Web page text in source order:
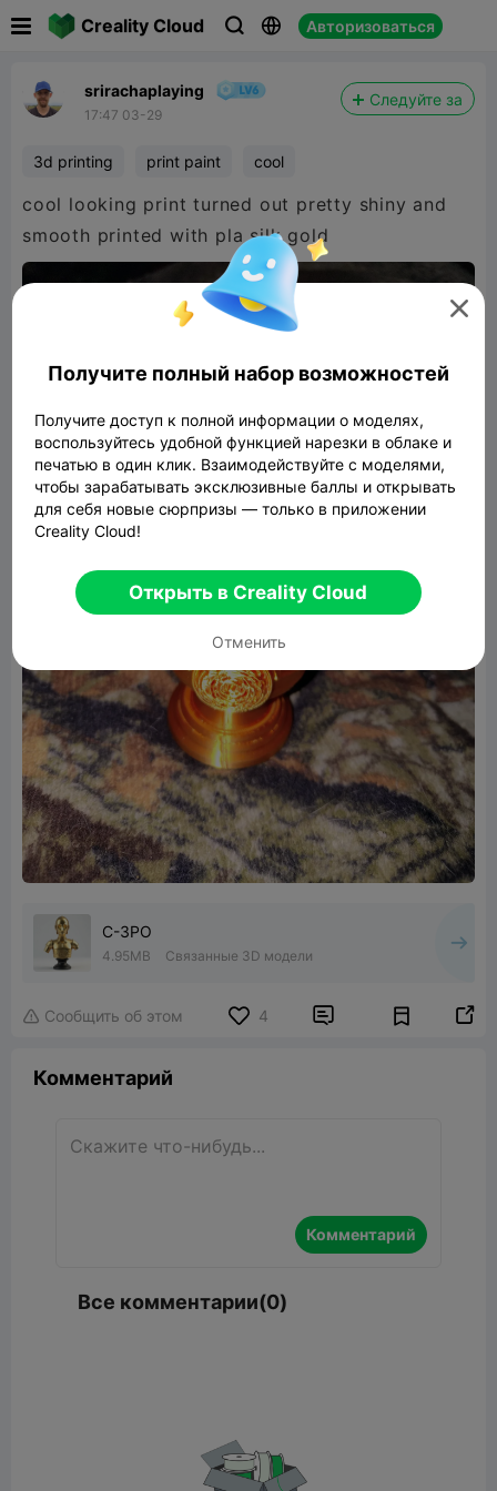
Creality Cloud   Авторизоваться
srirachaplaying
17:47 03-29
Следуйте за
3d printing print paint cool
cool looking print turned out pretty shiny and
smooth printed with pla silk gold
C-3PO
4.95MB Связанные 3D модели
 Сообщить об этом 4  
Комментарий
Комментарий
Все комментарии(0)

Получите полный набор возможностей
Получите доступ к полной информации о моделях,
воспользуйтесь удобной функцией нарезки в облаке и
печатью в один клик. Взаимодействуйте с моделями,
чтобы зарабатывать эксклюзивные баллы и открывать
для себя новые сюрпризы — только в приложении
Creality Cloud!
Открыть в Creality Cloud
Отменить